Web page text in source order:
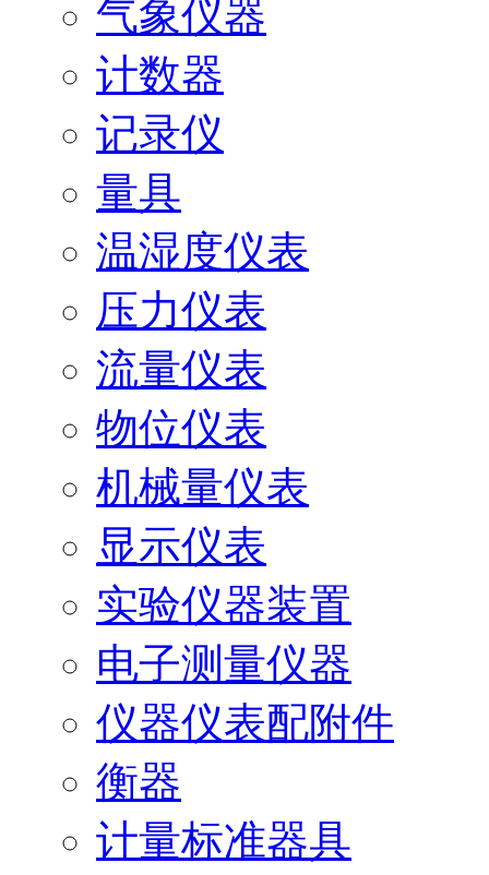
气象仪器
计数器
记录仪
量具
温湿度仪表
压力仪表
流量仪表
物位仪表
机械量仪表
显示仪表
实验仪器装置
电子测量仪器
仪器仪表配附件
衡器
计量标准器具